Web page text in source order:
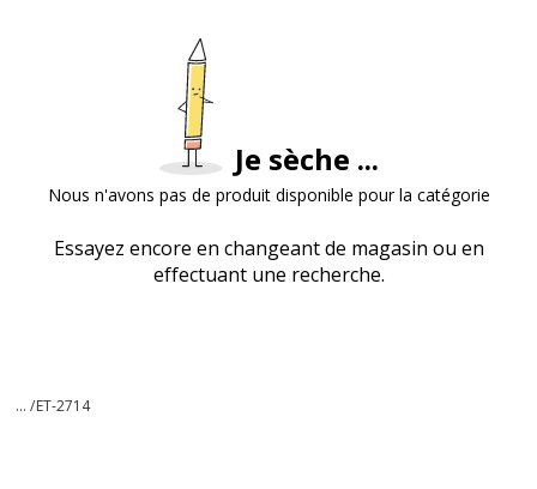
Je sèche ...
Nous n'avons pas de produit disponible pour la catégorie
Essayez encore en changeant de magasin ou en
effectuant une recherche.
... /ET-2714